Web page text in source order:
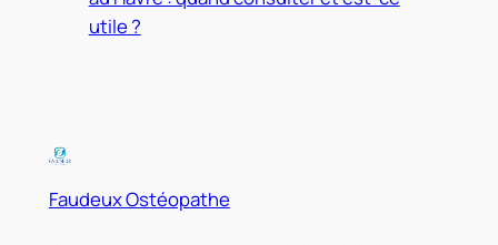
utile ?
Faudeux Ostéopathe